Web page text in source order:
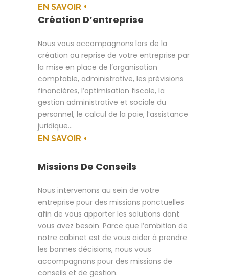
EN SAVOIR +
Création D’entreprise
Nous vous accompagnons lors de la
création ou reprise de votre entreprise par
la mise en place de l’organisation
comptable, administrative, les prévisions
financières, l’optimisation fiscale, la
gestion administrative et sociale du
personnel, le calcul de la paie, l’assistance
juridique…
EN SAVOIR +
Missions De Conseils
Nous intervenons au sein de votre
entreprise pour des missions ponctuelles
afin de vous apporter les solutions dont
vous avez besoin. Parce que l’ambition de
notre cabinet est de vous aider à prendre
les bonnes décisions, nous vous
accompagnons pour des missions de
conseils et de gestion.